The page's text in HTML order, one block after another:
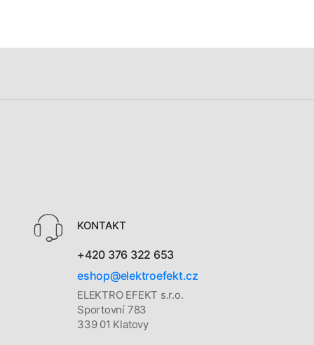
KONTAKT
+420 376 322 653
eshop@elektroefekt.cz
ELEKTRO EFEKT s.r.o.
Sportovní 783
339 01 Klatovy